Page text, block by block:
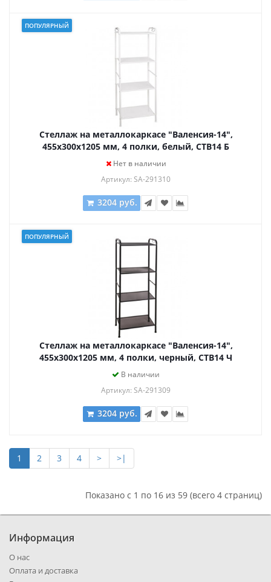
ПОПУЛЯРНЫЙ
Стеллаж на металлокаркасе "Валенсия-14",
455х300х1205 мм, 4 полки, белый, СТВ14 Б
Нет в наличии
Артикул: SA-291310
3204 руб.
ПОПУЛЯРНЫЙ
Стеллаж на металлокаркасе "Валенсия-14",
455х300х1205 мм, 4 полки, черный, СТВ14 Ч
В наличии
Артикул: SA-291309
3204 руб.
1 2 3 4 > >|
Показано с 1 по 16 из 59 (всего 4 страниц)
Информация
О нас
Оплата и доставка